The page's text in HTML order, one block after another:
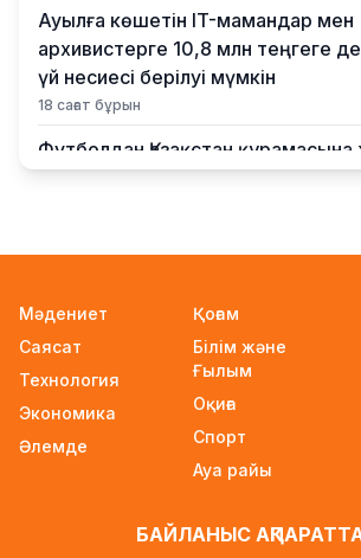
Ауылға көшетін IT-мамандар мен
архивистерге 10,8 млн теңгеге
үй несиесі берілуі мүмкін
18 сағат бұрын
Футболдан Қазақстан
бапкер келеді
«Қазақтелекомның» екі
21 сағат бұрын
Трамп АҚШ-та туғандарға
азаматтық беруді шектейтін
қол қойды
Қыркүйектен бастап көлік
21 сағат бұрын
Мәдениет
Саясат
Технология
Экономика
Әлемде
Қоғам
Білім және
Ғылым
Оқиға
Спорт
Ауа райы
БАЙЛАНЫС